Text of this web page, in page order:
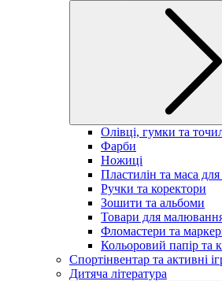
Олівці, гумки та
Фарби
Ножиці
Пластилін та маса
Ручки та коректори
Зошити та альбоми
Товари для
Фломастери та
Кольоровий папір та
Спортінвентар та активні
Дитяча література